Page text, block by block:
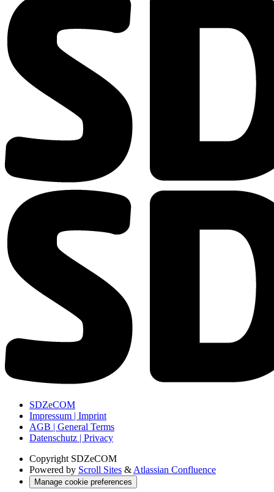
SDZeCOM
Impressum | Imprint
AGB | General Terms
Datenschutz | Privacy
Copyright SDZeCOM
Powered by Scroll Sites & Atlassian Confluence
Manage cookie preferences